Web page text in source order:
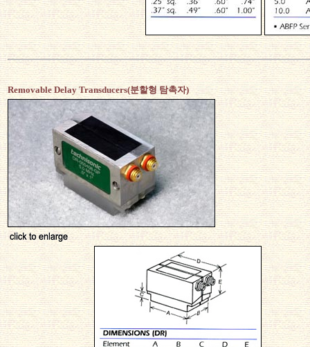
Removable Delay Transducers(분할형 탐촉자)